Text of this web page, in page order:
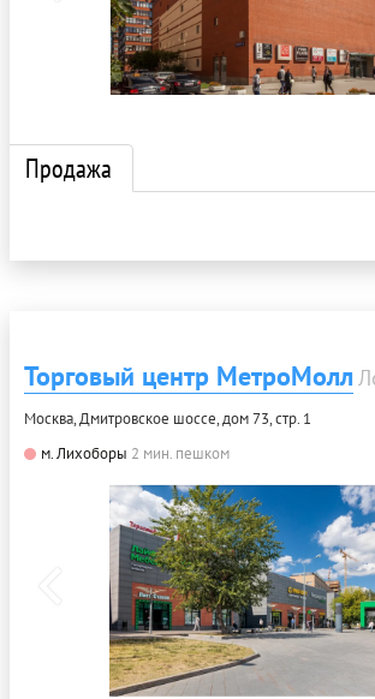
Продажа
Торговый центр МетроМолл
Москва, Дмитровское шоссе, дом 73, стр. 1
м. Лихоборы 2 мин. пешком